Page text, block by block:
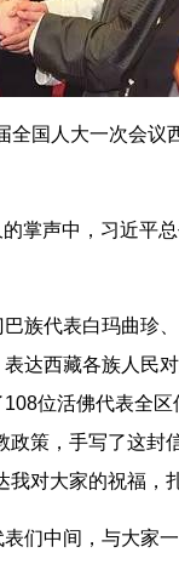
国人大一次会议
声中，习近平总
代表白玛曲珍
达西藏各族人民
位活佛代表全
策，手写了这封
我对大家的祝福，
中间，与大家